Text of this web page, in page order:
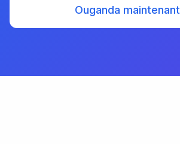
Ouganda maintenant